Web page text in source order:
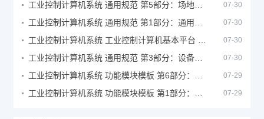
07-30
07-30
07-30
07-30
07-29
07-29